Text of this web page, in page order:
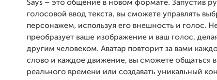
Says – это общение в новом формате. Запустив
голосовой ввод текста, вы сможете управлять
персонажем, используя его внешность и голос.
преобразует ваше изображение и ваш голос,
другим человеком. Аватар повторит за вами
слово и каждое движение, вы сможете общаться
реального времени или создавать уникальный